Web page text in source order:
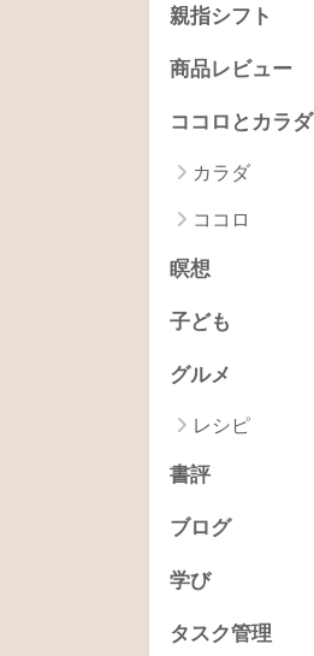
親指シフト
商品レビュー
ココロとカラダ
カラダ
ココロ
瞑想
子ども
グルメ
レシピ
書評
ブログ
学び
タスク管理